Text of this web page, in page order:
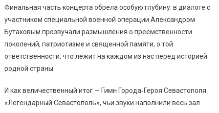
Финальная часть концерта обрела особую глубину: в диалоге с
участником специальной военной операции Александром
Бутаковым прозвучали размышления о преемственности
поколений, патриотизме и священной памяти, о той
ответственности, что лежит на каждом из нас перед историей
родной страны.
И как величественный итог — Гимн Города‑Героя Севастополя
«Легендарный Севастополь», чьи звуки наполнили весь зал